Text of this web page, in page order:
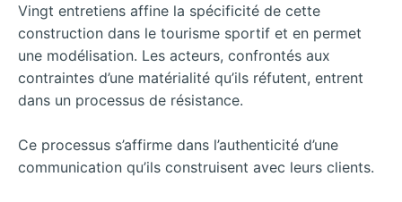
Vingt entretiens affine la spécificité de cette
construction dans le tourisme sportif et en permet
une modélisation. Les acteurs, confrontés aux
contraintes d’une matérialité qu’ils réfutent, entrent
dans un processus de résistance.
Ce processus s’affirme dans l’authenticité d’une
communication qu’ils construisent avec leurs clients.